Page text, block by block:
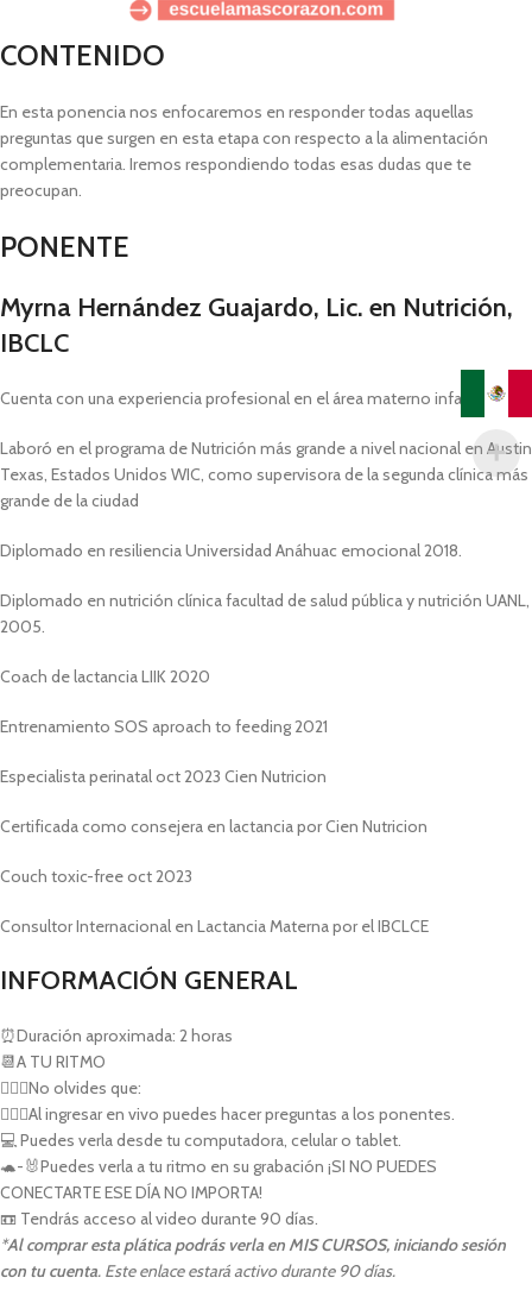
CONTENIDO
En esta ponencia nos enfocaremos en responder todas aquellas
preguntas que surgen en esta etapa con respecto a la alimentación
complementaria. Iremos respondiendo todas esas dudas que te
preocupan.
PONENTE
Myrna Hernández Guajardo, Lic. en Nutrición,
IBCLC
Cuenta con una experiencia profesional en el área materno infantil
Laboró en el programa de Nutrición más grande a nivel nacional en Austin
Texas, Estados Unidos WIC, como supervisora de la segunda clínica más
grande de la ciudad
Diplomado en resiliencia Universidad Anáhuac emocional 2018.
Diplomado en nutrición clínica facultad de salud pública y nutrición UANL,
2005.
Coach de lactancia LIIK 2020
Entrenamiento SOS aproach to feeding 2021
Especialista perinatal oct 2023 Cien Nutricion
Certificada como consejera en lactancia por Cien Nutricion
Couch toxic-free oct 2023
Consultor Internacional en Lactancia Materna por el IBCLCE
INFORMACIÓN GENERAL
⏰Duración aproximada: 2 horas
📆A TU RITMO
💁🏻‍♀️No olvides que:
🙋🏻‍♀️Al ingresar en vivo puedes hacer preguntas a los ponentes.
💻 Puedes verla desde tu computadora, celular o tablet.
🐢-🐰Puedes verla a tu ritmo en su grabación ¡SI NO PUEDES
CONECTARTE ESE DÍA NO IMPORTA!
📼 Tendrás acceso al video durante 90 días.
*Al comprar esta plática podrás verla en MIS CURSOS, iniciando sesión
con tu cuenta. Este enlace estará activo durante 90 días.